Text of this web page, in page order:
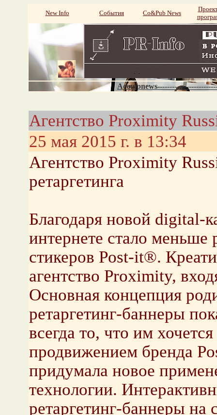
New Info События Со&Pub News
Агентство Proximity
25 мая 2015 г. в 13:34
Агентство Proximity
ретаргетинга
Благодаря новой digital-
интернете стало меньше
стикеров Post-it®.
агентство Proximity,
Основная концепция
ретаргетинг-баннеры
всегда то, что им
продвижением бренда
придумала новое
технологии.
ретаргетинг-баннеры